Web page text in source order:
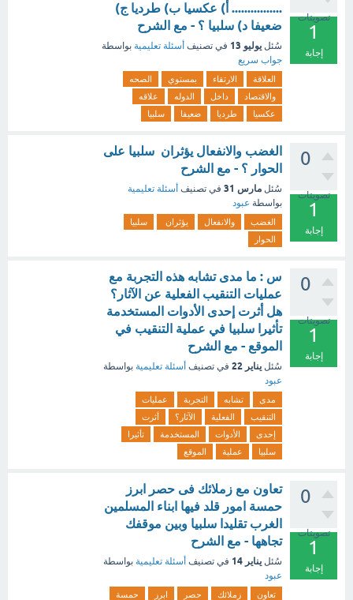
تصويتات
1
إجابة
................ أ) عکسیا ب) طرديا ج)
ضعيفا د) سلبيا ؟ - مع الشرح
سُئل يوليو 13 في تصنيف أسئلة تعليمية بواسطة
جواب سريع
العلاقة الارتقاء بمستوي
الصحه
والاقتصاد
داخل الدوله
علاقه
عکسیا
طرديا ضعيفا سلبيا
0
تصويتات
1
إجابة
الغضب والانفعال يؤثران سلبيا على
الحوار ؟ - مع الشرح
سُئل مارس 31 في تصنيف أسئلة تعليمية
بواسطة عبود
الغضب والانفعال يؤثران
سلبيا
الحوار
0
تصويتات
1
إجابة
س : ما مدى تشابه هذه التجربة مع
عمليات التنقيب الفعلية عن الآثار؟
هل أثرت إحدى الأدوات المستخدمة
تأثيرا سلبيا في عملية التنقيب في
الموقع - مع الشرح
سُئل يناير 22 في تصنيف أسئلة تعليمية بواسطة
عبود
مدى تشابه التجربة
عمليات
التنقيب
الفعلية الآثار؟
أثرت
إحدى
الأدوات المستخدمة
تأثيرا
سلبيا
عملية الموقع
0
تصويتات
1
إجابة
تعاون مع زملائك فى حصر ابرز
حمسة امور قلد فيها ابناء المسلمين
الغرب تقليدا سلبيا وبين موقفك
تجاهها - مع الشرح
سُئل يناير 14 في تصنيف أسئلة تعليمية بواسطة
عبود
تعاون زملائك حصر ابرز
حمسة